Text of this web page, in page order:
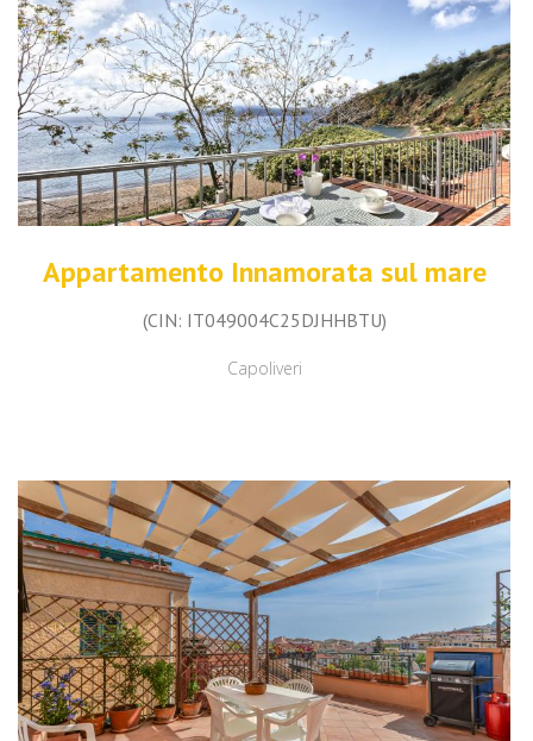
Appartamento Innamorata sul mare
(CIN: IT049004C25DJHHBTU)
Capoliveri